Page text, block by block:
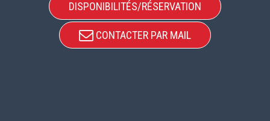
DISPONIBILITÉS/RÉSERVATION
CONTACTER PAR MAIL